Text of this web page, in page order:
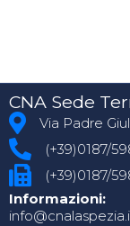
CNA Sede
Via Padre
(+39)0187/
(+39)0187/
Informazioni: